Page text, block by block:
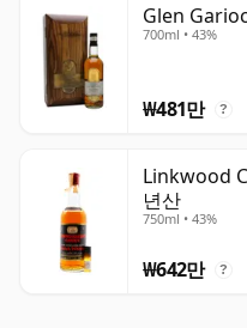
Glen
700ml • 43%
₩481만 ?
Linkwood
년산
750ml • 43%
₩642만 ?